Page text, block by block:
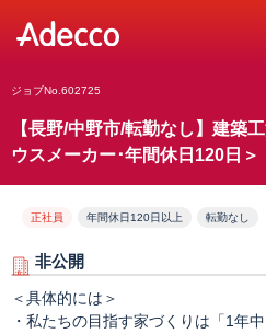
ジョブNo.602725
【長野/中野市/転勤なし】建築
ウスメーカー･年間休日120日＞
正社員 年間休日120日以上 転勤なし
非公開
＜具体的には＞
・私たちの目指す家づくりは「1年